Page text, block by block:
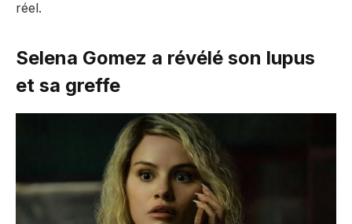
réel.
Selena Gomez a révélé son lupus
et sa greffe